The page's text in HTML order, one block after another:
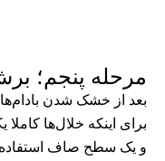
مرحله پنجم؛
بعد از خشک شدن
برای اینکه خلال‌ها کاملا
و یک سطح صاف استفاده